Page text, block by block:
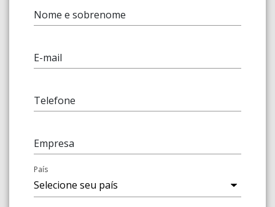
Nome e sobrenome
E-mail
Telefone
Empresa
País